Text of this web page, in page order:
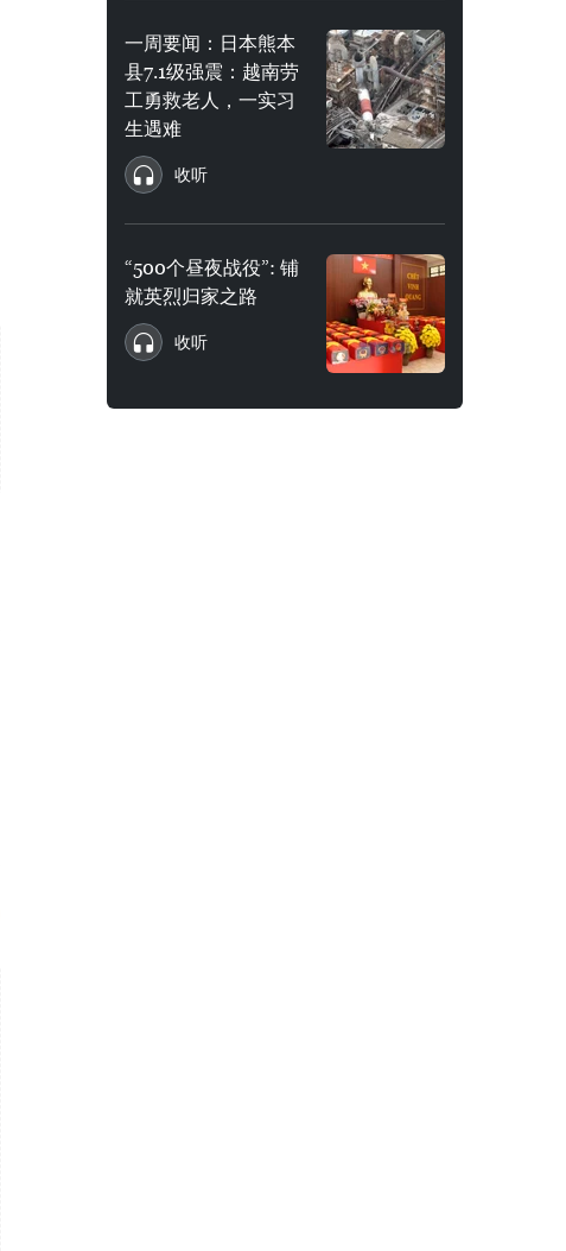
一周要闻：日本熊本
县7.1级强震：越南劳
工勇救老人，一实习
生遇难
收听
“500个昼夜战役”: 铺
就英烈归家之路
收听